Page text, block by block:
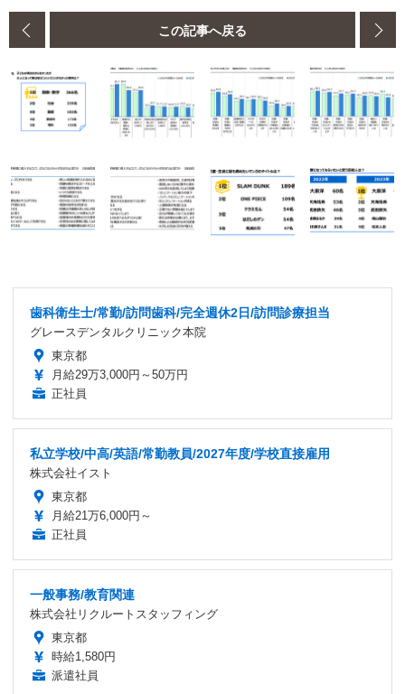
この記事へ戻る
歯科衛生士/常勤/訪問歯科/完全週休2日/訪問診療担当
グレースデンタルクリニック本院
東京都
月給29万3,000円～50万円
正社員
私立学校/中高/英語/常勤教員/2027年度/学校直接雇用
株式会社イスト
東京都
月給21万6,000円～
正社員
一般事務/教育関連
株式会社リクルートスタッフィング
東京都
時給1,580円
派遣社員